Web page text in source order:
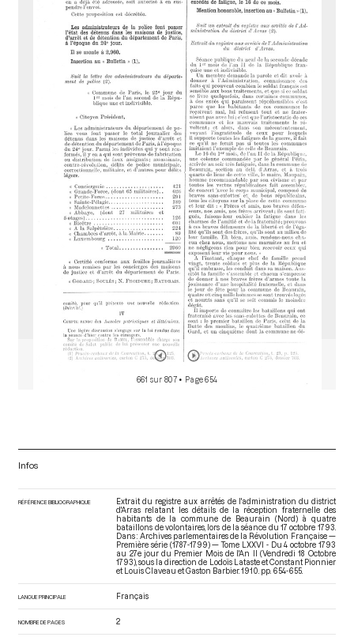
661 sur 807 • Page 654
Infos
RÉFÉRENCE BIBLIOGRAPHIQUE
Extrait du registre aux arrêtés de l'administration du district
d'Arras relatant les détails de la réception fraternelle des
habitants de la commune de Beaurain (Nord) à quatre
bataillons de volontaires, lors de la séance du 17 octobre 1793.
Dans : Archives parlementaires de la Révolution Française —
Première série (1787-1799) — Tome LXXVI - Du 4 octobre 1793
au 27e jour du Premier Mois de l'An II (Vendredi 18 Octobre
1793) , sous la direction de Lodoïs Lataste et Constant Pionnier
et Louis Claveau et Gaston Barbier. 1910. pp. 654-655.
LANGUE PRINCIPALE Français
NOMBRE DE PAGES 2